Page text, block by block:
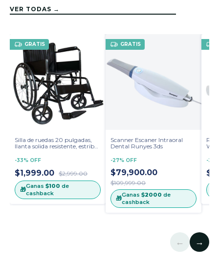
VER TODAS →
GRATIS
Silla de ruedas 20 pulgadas,
llanta solida resistente, estribo
-33% OFF
$1,999.00 $2,999.00
🎁Ganas $100 de
cashback
GRATIS
Scanner Escaner Intraoral
Dental Runyes 3ds
-27% OFF
$79,900.00
$109,999.00
🎁Ganas $2000 de
cashback
-27
← →